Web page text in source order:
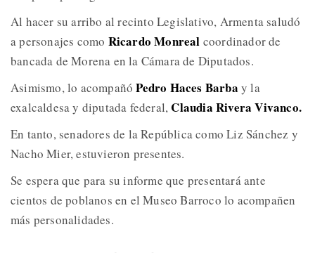
Al hacer su arribo al recinto Legislativo, Armenta saludó
a personajes como Ricardo Monreal coordinador de
bancada de Morena en la Cámara de Diputados.
Asimismo, lo acompañóPedro Haces Barba y la
exalcaldesa y diputada federal,Claudia Rivera Vivanco.
En tanto, senadores de la República como Liz Sánchez y
Nacho Mier, estuvieron presentes.
Se espera que para su informe que presentará ante
cientos de poblanos en el Museo Barroco lo acompañen
más personalidades.